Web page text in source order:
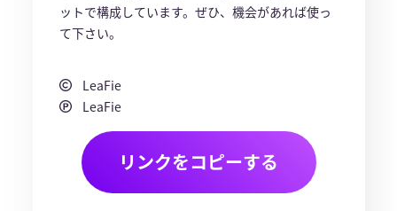
ットで構成しています。ぜひ、機会があれば使っ
て下さい。
LeaFie
LeaFie
リンクをコピーする